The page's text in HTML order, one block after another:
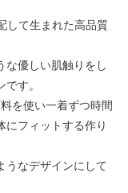
して生まれた高品質
な優しい肌触りをし
す。
を使い一着ずつ時間
にフィットする作り
うなデザインにして
。